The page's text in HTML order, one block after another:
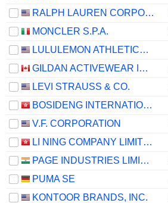
RALPH LAUREN CORPORATION
MONCLER S.P.A.
LULULEMON ATHLETICA INC.
GILDAN ACTIVEWEAR INC.
LEVI STRAUSS & CO.
BOSIDENG INTERNATIONAL HOLDINGS LIMITED
V.F. CORPORATION
LI NING COMPANY LIMITED
PAGE INDUSTRIES LIMITED
PUMA SE
KONTOOR BRANDS, INC.